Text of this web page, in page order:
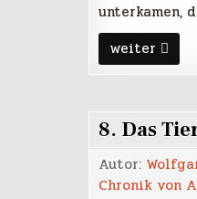
unterkamen,
weiter 9.
Der
8. Das
Autor:
Chronik von